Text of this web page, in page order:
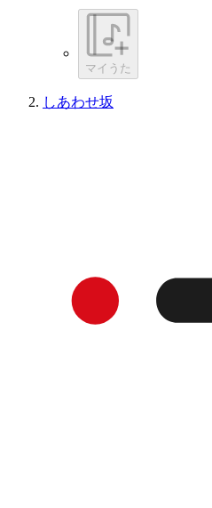
マイうた
しあわせ坂